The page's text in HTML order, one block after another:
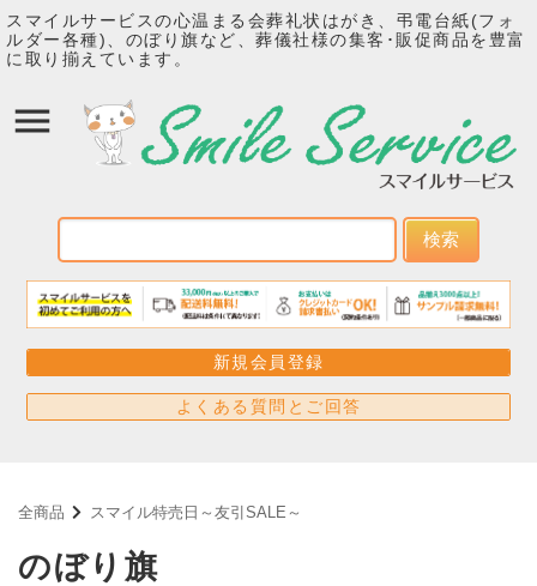
スマイルサービスの心温まる会葬礼状はがき、弔電台紙(フォ
ルダー各種)、のぼり旗など、葬儀社様の集客･販促商品を豊富
に取り揃えています。
検索
新規会員登録
よくある質問とご回答
全商品 スマイル特売日～友引SALE～
のぼり旗